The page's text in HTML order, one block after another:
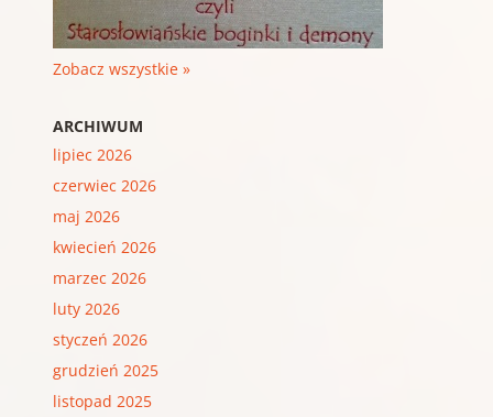
Zobacz wszystkie »
ARCHIWUM
lipiec 2026
czerwiec 2026
maj 2026
kwiecień 2026
marzec 2026
luty 2026
styczeń 2026
grudzień 2025
listopad 2025